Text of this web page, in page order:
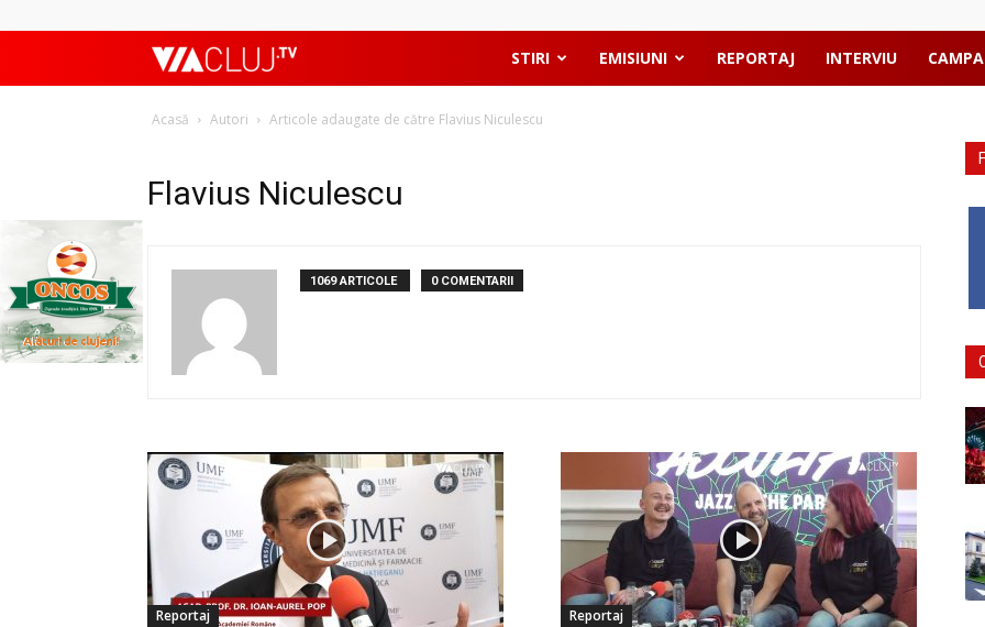
ViaClujTV STIRI EMISIUNI REPORTAJ INTERVIU
Acasă Autori Articole adaugate de către Flavius Niculescu
Flavius Niculescu
1069 ARTICOLE 0 COMENTARII
Reportaj Reportaj